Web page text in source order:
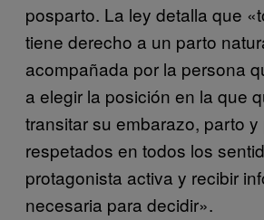
posparto. La ley detalla que
tiene derecho a un parto
acompañada por la persona
a elegir la posición en la que
transitar su embarazo, parto
respetados en todos los
protagonista activa y recibir
necesaria para decidir».